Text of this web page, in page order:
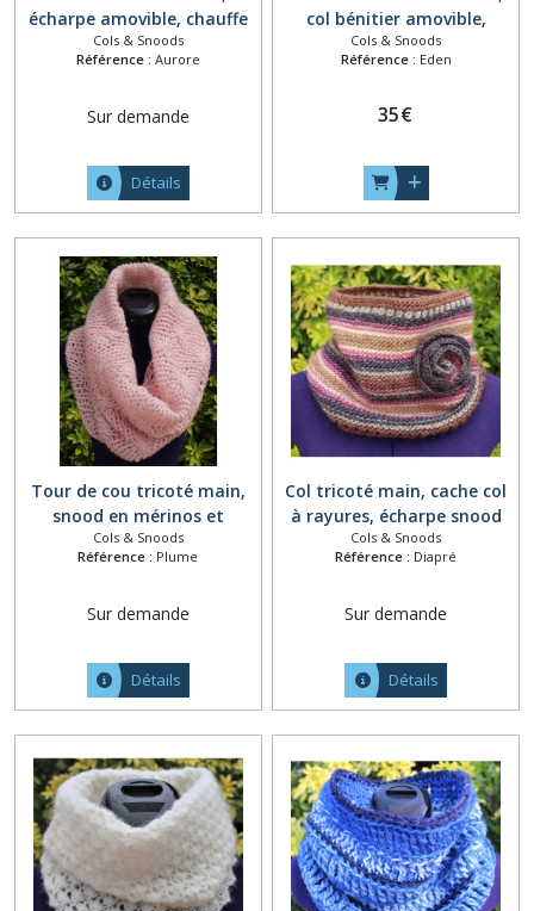
écharpe amovible, chauffe
épaule crochet, écharpe
capuche mohair soie
collier crochet
Cols & Snoods
Référence : Aurore
Sur demande
Détails
col bénitier amovible,
écharpe snood laine
alpaga, tour de cou
grand col beige écru
Cols & Snoods
Référence : Eden
35€
Tour de cou tricoté main,
snood en mérinos et
alpaga, col amovible,
écharpe capuche laine,
écharpe tube rose poudré
Cols & Snoods
Référence : Plume
Sur demande
Détails
Col tricoté main, cache col
à rayures, écharpe snood
laine, cache cou tricot, tour
de cou femme, col
rose marron
Cols & Snoods
Référence : Diapré
Sur demande
Détails